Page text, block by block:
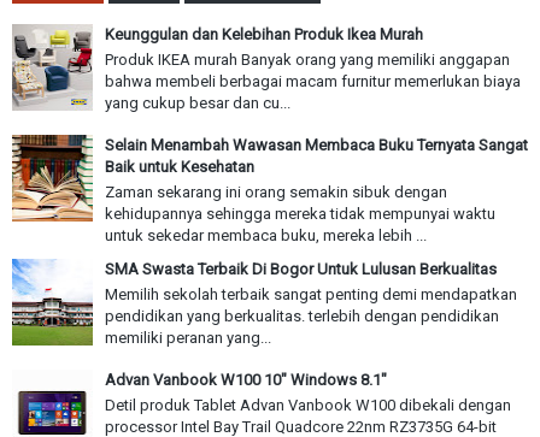
Keunggulan dan Kelebihan Produk Ikea Murah
Produk IKEA murah Banyak orang yang memiliki anggapan
bahwa membeli berbagai macam furnitur memerlukan biaya
yang cukup besar dan cu...
Selain Menambah Wawasan Membaca Buku Ternyata Sangat
Baik untuk Kesehatan
Zaman sekarang ini orang semakin sibuk dengan
kehidupannya sehingga mereka tidak mempunyai waktu
untuk sekedar membaca buku, mereka lebih ...
SMA Swasta Terbaik Di Bogor Untuk Lulusan Berkualitas
Memilih sekolah terbaik sangat penting demi mendapatkan
pendidikan yang berkualitas. terlebih dengan pendidikan
memiliki peranan yang...
Advan Vanbook W100 10" Windows 8.1"
Detil produk Tablet Advan Vanbook W100 dibekali dengan
processor Intel Bay Trail Quadcore 22nm RZ3735G 64-bit